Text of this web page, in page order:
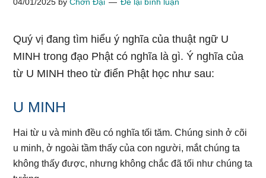
Quý vị đang tìm hiểu ý nghĩa của thuật ngữ U
MINH trong đạo Phật có nghĩa là gì. Ý nghĩa của
từ U MINH theo từ điển Phật học như sau:
U MINH
Hai từ u và minh đều có nghĩa tối tăm. Chúng sinh ở cõi
u minh, ở ngoài tầm thấy của con người, mắt chúng ta
không thấy được, nhưng không chắc đã tối như chúng ta